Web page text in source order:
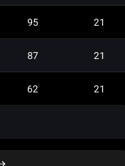
95 21
87 21
62 21